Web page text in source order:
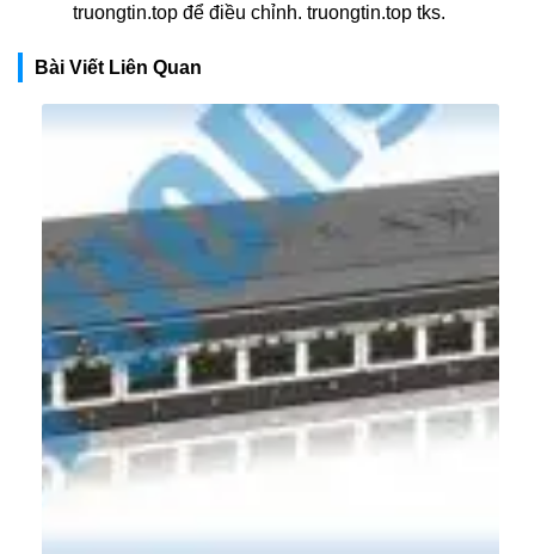
truongtin.top để điều chỉnh. truongtin.top tks.
Bài Viết Liên Quan